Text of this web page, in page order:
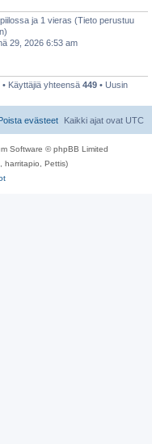
ja 1 vieras (Tieto perustuu
29, 2026 6:53 am
• Käyttäjiä yhteensä 449 • Uusin
Kaikki ajat ovat UTC
evästeet
Software © phpBB Limited
harritapio, Pettis)